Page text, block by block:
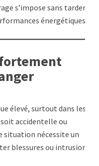
s’impose sans tarder
énergétiques.
élevé, surtout dans les
soit accidentelle ou
situation nécessite un
blessures ou intrusions.